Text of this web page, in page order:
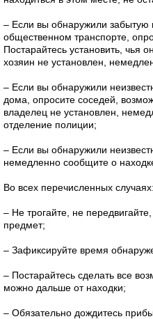
– Если вы обнаружили забытую
общественном транспорте,
Постарайтесь установить, чья
хозяин не установлен,
– Если вы обнаружили
дома, опросите соседей,
владелец не установлен,
отделение полиции;
– Если вы обнаружили
немедленно сообщите о
Во всех перечисленных случаях:
– Не трогайте, не
предмет;
– Зафиксируйте время
– Постарайтесь сделать все
можно дальше от находки;
– Обязательно дождитесь